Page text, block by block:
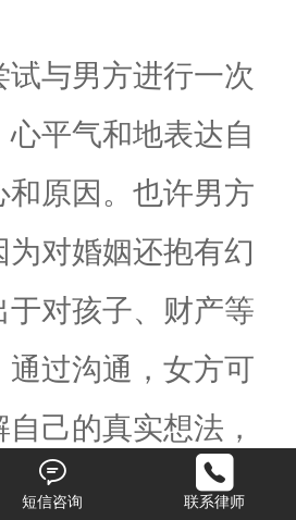
与男方进行一次
平气和地表达自
和原因。也许男方
对婚姻还抱有幻
于对孩子、财产等
通过沟通，女方可
己的真实想法，
方的顾虑和担忧。
短信咨询 联系律师